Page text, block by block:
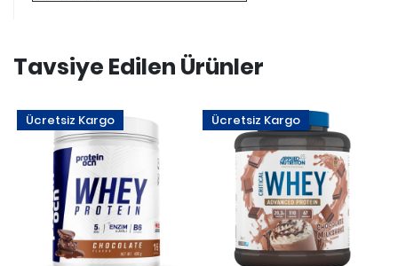
Tavsiye Edilen Ürünler
Ücretsiz Kargo Ücretsiz Kargo